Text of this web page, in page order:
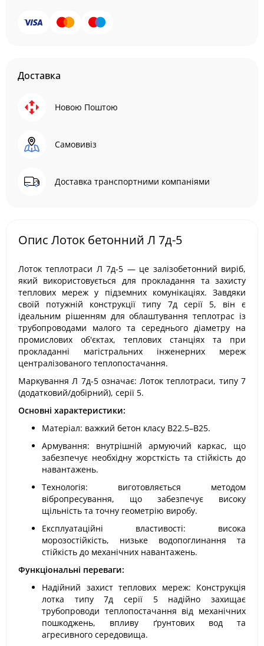
Доставка
Новою Поштою
Самовивіз
Доставка транспортними компаніями
Опис Лоток бетонний Л 7д-5
Лоток теплотраси Л 7д-5 — це залізобетонний виріб,
який використовується для прокладання та захисту
теплових мереж у підземних комунікаціях. Завдяки
своїй потужній конструкції типу 7д серії 5, він є
ідеальним рішенням для облаштування теплотрас із
трубопроводами малого та середнього діаметру на
промислових об'єктах, теплових станціях та при
прокладанні магістральних інженерних мереж
централізованого теплопостачання.
Маркування Л 7д-5 означає: Лоток теплотраси, типу 7
(додатковий/добірний), серії 5.
Основні характеристики:
Матеріал: важкий бетон класу В22.5–В25.
Армування: внутрішній армуючий каркас, що
забезпечує необхідну жорсткість та стійкість до
навантажень.
Технологія: виготовляється методом
вібропресування, що забезпечує високу
щільність та точну геометрію виробу.
Експлуатаційні властивості: висока
морозостійкість, низьке водопоглинання та
стійкість до механічних навантажень.
Функціональні переваги:
Надійний захист теплових мереж: Конструкція
лотка типу 7д серії 5 надійно захищає
трубопроводи теплопостачання від механічних
пошкоджень, впливу ґрунтових вод та
агресивного середовища.